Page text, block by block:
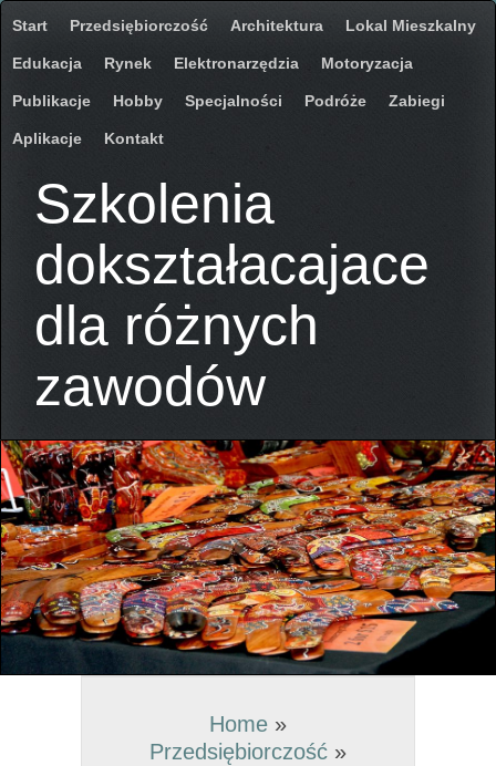
Start Przedsiębiorczość Architektura Lokal Mieszkalny
Edukacja Rynek Elektronarzędzia Motoryzacja
Publikacje Hobby Specjalności Podróże Zabiegi
Aplikacje Kontakt
Szkolenia
dokształacajace
dla różnych
zawodów
Home »
Przedsiębiorczość »